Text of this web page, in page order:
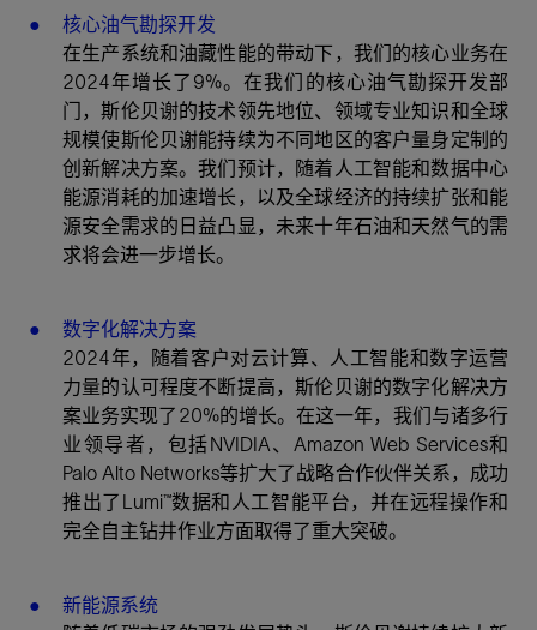
核心油气勘探开发
在生产系统和油藏性能的带动下，我们的核心业务在
2024年增长了9%。在我们的核心油气勘探开发部
门，斯伦贝谢的技术领先地位、领域专业知识和全球
规模使斯伦贝谢能持续为不同地区的客户量身定制的
创新解决方案。我们预计，随着人工智能和数据中心
能源消耗的加速增长，以及全球经济的持续扩张和能
源安全需求的日益凸显，未来十年石油和天然气的需
求将会进一步增长。
数字化解决方案
2024年，随着客户对云计算、人工智能和数字运营
力量的认可程度不断提高，斯伦贝谢的数字化解决方
案业务实现了20%的增长。在这一年，我们与诸多行
业领导者，包括NVIDIA、Amazon Web Services和
Palo Alto Networks等扩大了战略合作伙伴关系，成功
推出了Lumi™数据和人工智能平台，并在远程操作和
完全自主钻井作业方面取得了重大突破。
新能源系统